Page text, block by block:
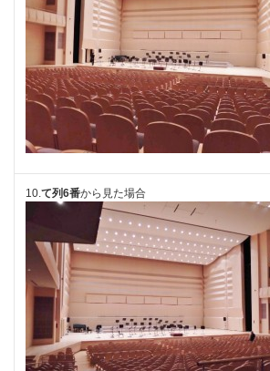
10.て列6番から見た場合